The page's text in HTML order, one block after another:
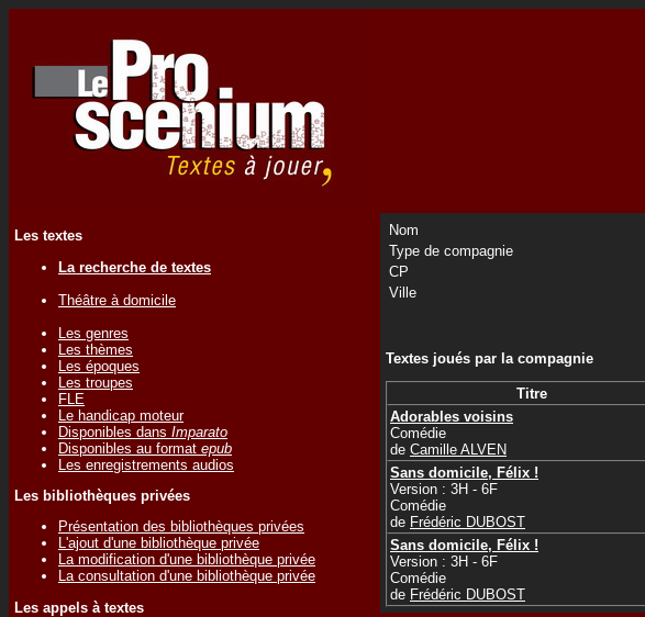
Les textes
La recherche de textes
Théâtre à domicile
Les genres
Les thèmes
Les époques
Les troupes
FLE
Le handicap moteur
Disponibles dans Imparato
Disponibles au format epub
Les enregistrements audios
Les bibliothèques privées
Présentation des bibliothèques privées
L'ajout d'une bibliothèque privée
La modification d'une bibliothèque privée
La consultation d'une bibliothèque privée
Les appels à textes
Nom
Type de compagnie
CP
Ville
Textes joués par la compagnie
Titre
Adorables voisins
Comédie
de Camille ALVEN
Sans domicile, Félix !
Version : 3H - 6F
Comédie
de Frédéric DUBOST
Sans domicile, Félix !
Version : 3H - 6F
Comédie
de Frédéric DUBOST